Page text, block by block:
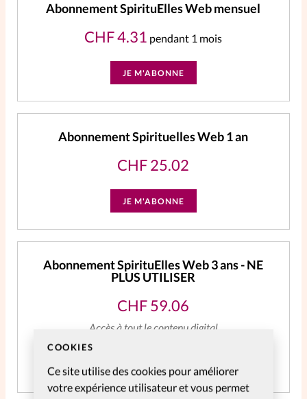
COOKIES
Ce site utilise des cookies pour améliorer
votre expérience utilisateur et vous permet
Abonnement SpirituElles Web mensuel
CHF4.31 pendant 1 mois
JE M'ABONNE
Abonnement Spirituelles Web 1 an
CHF25.02
JE M'ABONNE
Abonnement SpirituElles Web 3 ans - NE
PLUS UTILISER
CHF59.06
Accès à tout le contenu digital